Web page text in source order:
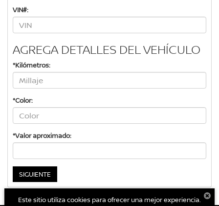
VIN#:
AGREGA DETALLES DEL VEHÍCULO
*Kilómetros:
*Color:
*Valor aproximado:
SIGUIENTE
Este sitio utiliza cookies para ofrecer una mejor experiencia.